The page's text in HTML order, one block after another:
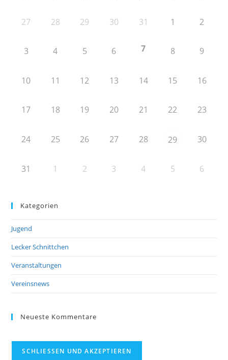
27 28 29 30 31 1 2
3 4 5 6 7 8 9
10 11 12 13 14 15 16
17 18 19 20 21 22 23
24 25 26 27 28 29 30
31 1 2 3 4 5 6
Kategorien
Jugend
Lecker Schnittchen
Veranstaltungen
Vereinsnews
Neueste Kommentare